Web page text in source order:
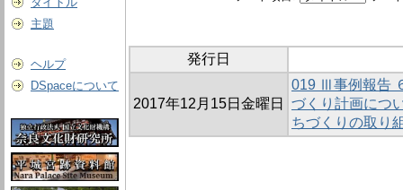
主題
ヘルプ
DSpaceについて
発行日
2017年12月15日金曜日
019 Ⅲ事例報告
づくり計画につ
ちづくりの取り